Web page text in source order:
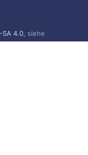
SA 4.0 , siehe